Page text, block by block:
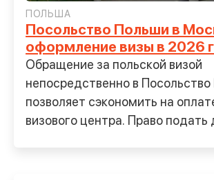
ПОЛЬША
Посольство Польши в
оформление визы в 2026
Обращение за польской визой
непосредственно в
позволяет сэкономить на
визового центра. Право